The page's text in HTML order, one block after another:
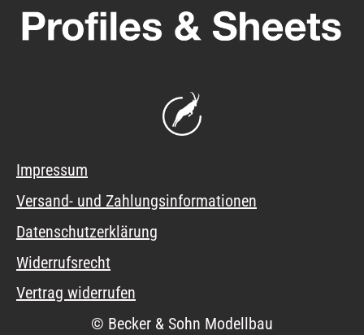
Impressum
Versand- und Zahlungsinformationen
Datenschutzerklärung
Widerrufsrecht
Vertrag widerrufen
© Becker & Sohn Modellbau